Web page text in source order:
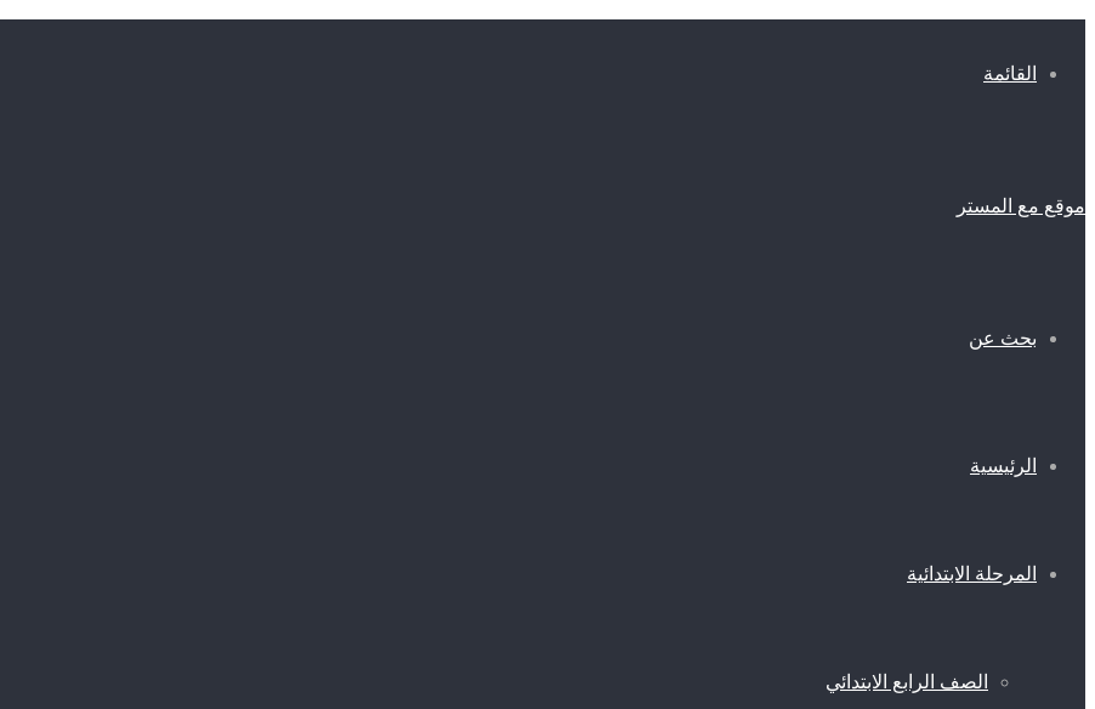
القائمة
موقع مع المستر
بحث عن
الرئيسية
المرحلة الابتدائية
الصف الرابع الابتدائي